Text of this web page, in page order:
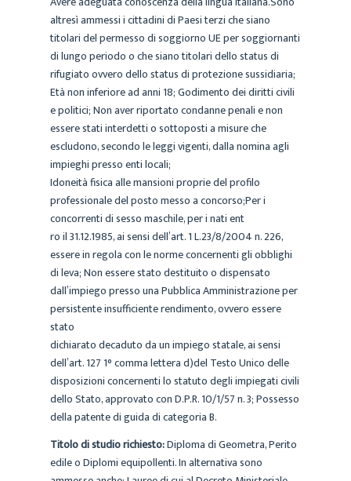
altresì ammessi i cittadini di Paesi terzi che siano
titolari del permesso di soggiorno UE per soggiornanti
di lungo periodo o che siano titolari dello status di
rifugiato ovvero dello status di protezione sussidiaria;
Età non inferiore ad anni 18; Godimento dei diritti civili
e politici; Non aver riportato condanne penali e non
essere stati interdetti o sottoposti a misure che
escludono, secondo le leggi vigenti, dalla nomina agli
impieghi presso enti locali;
Idoneità fisica alle mansioni proprie del profilo
professionale del posto messo a concorso;Per i
concorrenti di sesso maschile, per i nati ent
ro il 31.12.1985, ai sensi dell’art. 1 L.23/8/2004 n. 226,
essere in regola con le norme concernenti gli obblighi
di leva; Non essere stato destituito o dispensato
dall’impiego presso una Pubblica Amministrazione per
persistente insufficiente rendimento, ovvero essere
stato
dichiarato decaduto da un impiego statale, ai sensi
dell’art. 127 1° comma lettera d)del Testo Unico delle
disposizioni concernenti lo statuto degli impiegati civili
dello Stato, approvato con D.P.R. 10/1/57 n. 3; Possesso
della patente di guida di categoria B.
Titolo di studio richiesto:Diploma di Geometra, Perito
edile o Diplomi equipollenti. In alternativa sono